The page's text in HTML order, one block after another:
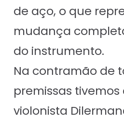
de aço, o que
mudança
do instrumento.
Na contramão de
premissas
violonista